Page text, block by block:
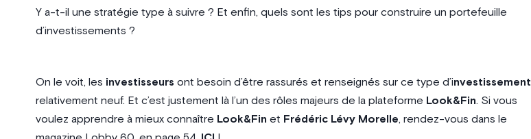
Y a-t-il une stratégie type à suivre ? Et enfin, quels sont les tips pour construire un portefeuille
d’investissements ?
On le voit, les investisseurs ont besoin d’être rassurés et renseignés sur ce type d’investissement
relativement neuf. Et c’est justement là l’un des rôles majeurs de la plateforme Look&Fin. Si vous
voulez apprendre à mieux connaître Look&Fin et Frédéric Lévy Morelle, rendez-vous dans le